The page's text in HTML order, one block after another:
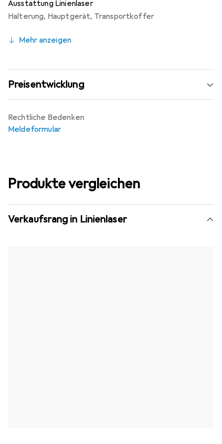
Ausstattung Linienlaser
Halterung, Hauptgerät, Transportkoffer
Mehr anzeigen
Preisentwicklung
Rechtliche Bedenken
Meldeformular
Produkte vergleichen
Verkaufsrang in Linienlaser